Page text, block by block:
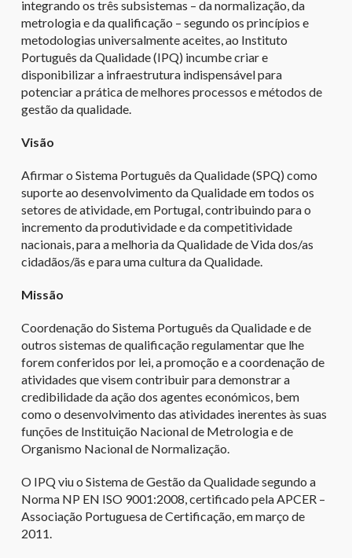
integrando os três subsistemas – da normalização, da
metrologia e da qualificação – segundo os princípios e
metodologias universalmente aceites, ao Instituto
Português da Qualidade (IPQ) incumbe criar e
disponibilizar a infraestrutura indispensável para
potenciar a prática de melhores processos e métodos de
gestão da qualidade.
Visão
Afirmar o Sistema Português da Qualidade (SPQ) como
suporte ao desenvolvimento da Qualidade em todos os
setores de atividade, em Portugal, contribuindo para o
incremento da produtividade e da competitividade
nacionais, para a melhoria da Qualidade de Vida dos/as
cidadãos/ãs e para uma cultura da Qualidade.
Missão
Coordenação do Sistema Português da Qualidade e de
outros sistemas de qualificação regulamentar que lhe
forem conferidos por lei, a promoção e a coordenação de
atividades que visem contribuir para demonstrar a
credibilidade da ação dos agentes económicos, bem
como o desenvolvimento das atividades inerentes às suas
funções de Instituição Nacional de Metrologia e de
Organismo Nacional de Normalização.
O IPQ viu o Sistema de Gestão da Qualidade segundo a
Norma NP EN ISO 9001:2008, certificado pela APCER –
Associação Portuguesa de Certificação, em março de
2011.